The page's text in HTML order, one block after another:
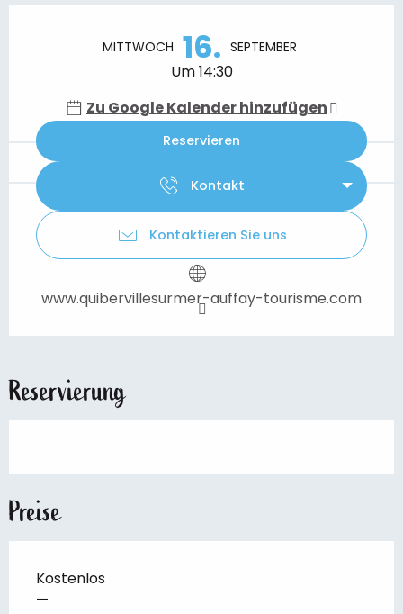
MITTWOCH 16. SEPTEMBER
Um 14:30
Zu Google Kalender hinzufügen
Reservieren
Kontakt
Kontaktieren Sie uns
www.quibervillesurmer-auffay-tourisme.com
Reservierung
Preise
Kostenlos
—